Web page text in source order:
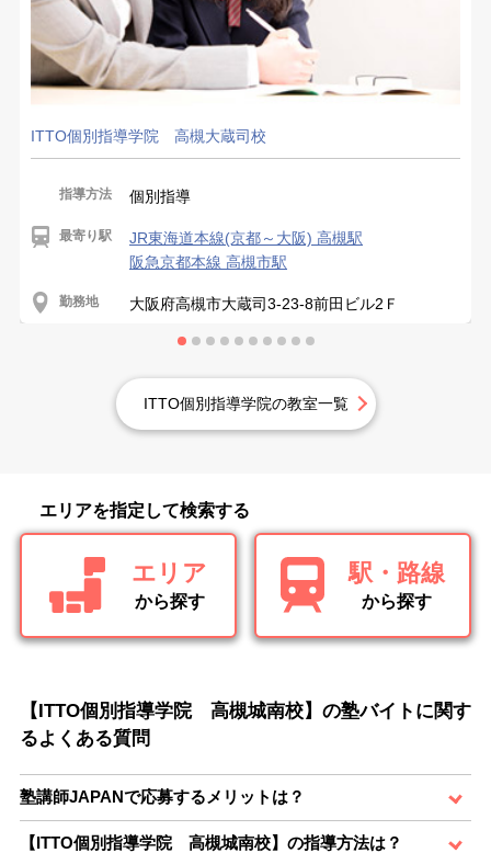
ITTO個別指導学院 高槻大蔵司校
指導方法 個別指導
最寄り駅
JR東海道本線(京都～大阪) 高槻駅
阪急京都本線 高槻市駅
勤務地 大阪府高槻市大蔵司3-23-8前田ビル2Ｆ
ITTO個別指導学院の教室一覧
エリアを指定して検索する
エリア
から探す
駅・路線
から探す
【ITTO個別指導学院 高槻城南校】の塾バイトに関す
るよくある質問
塾講師JAPANで応募するメリットは？
【ITTO個別指導学院 高槻城南校】の指導方法は？